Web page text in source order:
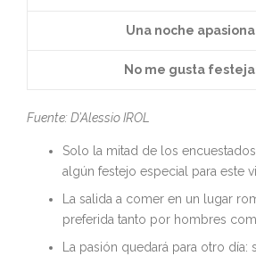
Una noche
No me gusta
Fuente: D’Alessio IROL
Solo la mitad de los
algún festejo especial para este
La salida a comer en un lugar
preferida tanto por hombres
La pasión quedará para otro día: